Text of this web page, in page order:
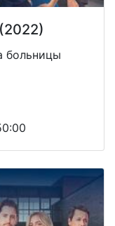
(2022)
больницы